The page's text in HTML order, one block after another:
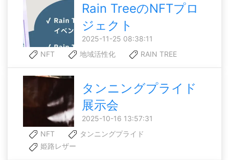
Rain TreeのNFTプロ
ジェクト
2025-11-25 08:38:11
NFT
地域活性化 RAIN TREE
タンニングプライド
展示会
2025-10-16 13:57:31
NFT
タンニングプライド
姫路レザー